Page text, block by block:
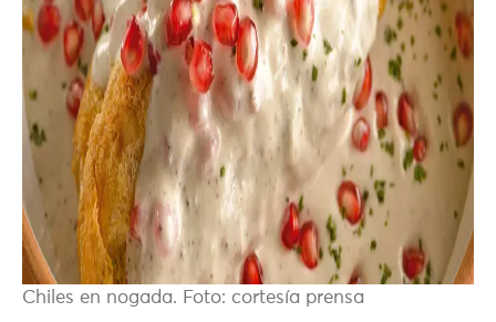
Chiles en nogada. Foto: cortesía prensa